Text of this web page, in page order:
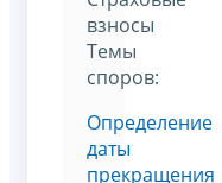
взносы
Темы
споров:
Определение
даты
прекращения